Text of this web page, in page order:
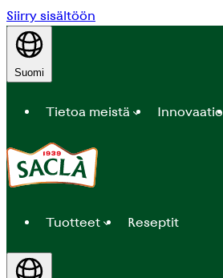
Siirry sisältöön
Suomi
Tietoa meistä Innovaatio
Tuotteet Reseptit